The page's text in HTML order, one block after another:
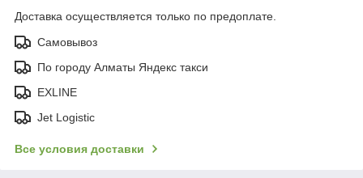
Доставка осуществляется только по предоплате.
Самовывоз
По городу Алматы Яндекс такси
EXLINE
Jet Logistic
Все условия доставки